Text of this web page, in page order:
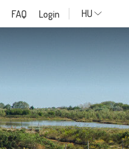
FAQ Login HU